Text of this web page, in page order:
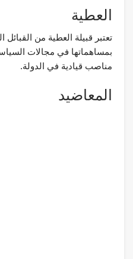
العطية
تعتبر قبيلة العطية من
بمساهماتها في مجالات
مناصب قيادية في الدولة.
المعاضيد